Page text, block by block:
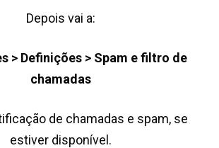
Depois vai a:
> Definições > Spam e filtro de
chamadas
de chamadas e spam, se
estiver disponível.